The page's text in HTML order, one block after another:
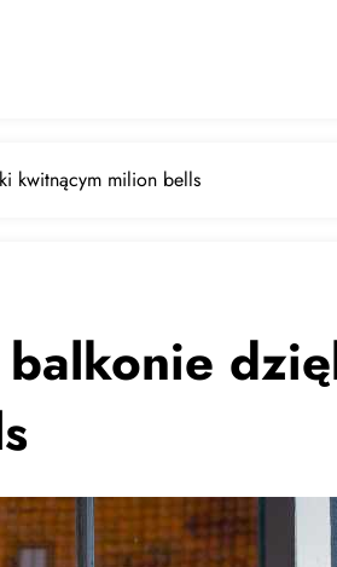
kwitnącym milion bells